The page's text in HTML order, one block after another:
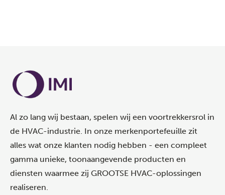
Al zo lang wij bestaan, spelen wij een voortrekkersrol in
de HVAC-industrie. In onze merkenportefeuille zit
alles wat onze klanten nodig hebben - een compleet
gamma unieke, toonaangevende producten en
diensten waarmee zij GROOTSE HVAC-oplossingen
realiseren.